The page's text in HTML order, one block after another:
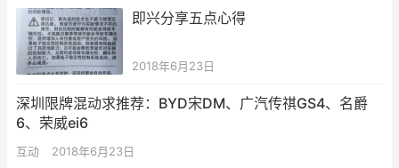
即兴分享五点心得
2018年6月23日
深圳限牌混动求推荐：BYD宋DM、广汽传祺GS4、名爵
6、荣威ei6
互动 2018年6月23日